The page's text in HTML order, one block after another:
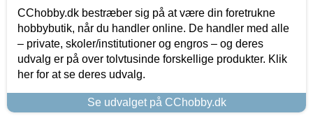
CChobby.dk bestræber sig på at være din foretrukne
hobbybutik, når du handler online. De handler med alle
– private, skoler/institutioner og engros – og deres
udvalg er på over tolvtusinde forskellige produkter. Klik
her for at se deres udvalg.
Se udvalget på CChobby.dk